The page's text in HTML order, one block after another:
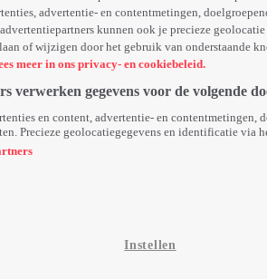
advertentie- en contentmetingen,
kunnen ook je precieze
of wijzigen door het gebruik van onderstaande
meer in ons privacy- en cookiebeleid.
verwerken gegevens voor de volgende
en content, advertentie- en contentmetingen,
Precieze geolocatiegegevens en identificatie via
Instellen